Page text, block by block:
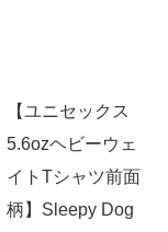
【ユニセックス
5.6ozヘビーウェ
イトTシャツ前面
柄】Sleepy Dog